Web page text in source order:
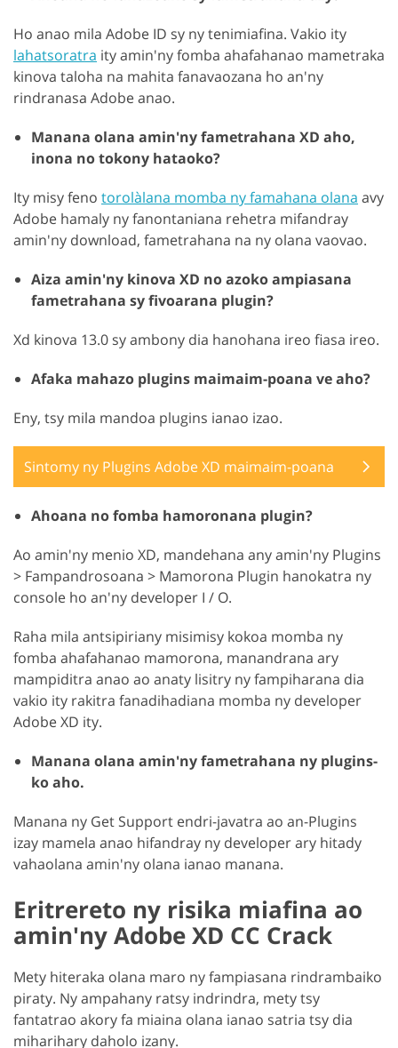
Ho anao mila Adobe ID sy ny tenimiafina. Vakio ity
lahatsoratra ity amin'ny fomba ahafahanao mametraka
kinova taloha na mahita fanavaozana ho an'ny
rindranasa Adobe anao.
Manana olana amin'ny fametrahana XD aho,
inona no tokony hataoko?
Ity misy feno torolàlana momba ny famahana olana avy
Adobe hamaly ny fanontaniana rehetra mifandray
amin'ny download, fametrahana na ny olana vaovao.
Aiza amin'ny kinova XD no azoko ampiasana
fametrahana sy fivoarana plugin?
Xd kinova 13.0 sy ambony dia hanohana ireo fiasa ireo.
Afaka mahazo plugins maimaim-poana ve aho?
Eny, tsy mila mandoa plugins ianao izao.
Sintomy ny Plugins Adobe XD maimaim-poana
Ahoana no fomba hamoronana plugin?
Ao amin'ny menio XD, mandehana any amin'ny Plugins
> Fampandrosoana > Mamorona Plugin hanokatra ny
console ho an'ny developer I / O.
Raha mila antsipiriany misimisy kokoa momba ny
fomba ahafahanao mamorona, manandrana ary
mampiditra anao ao anaty lisitry ny fampiharana dia
vakio ity rakitra fanadihadiana momba ny developer
Adobe XD ity.
Manana olana amin'ny fametrahana ny plugins-
ko aho.
Manana ny Get Support endri-javatra ao an-Plugins
izay mamela anao hifandray ny developer ary hitady
vahaolana amin'ny olana ianao manana.
Eritrereto ny risika miafina ao
amin'ny Adobe XD CC Crack
Mety hiteraka olana maro ny fampiasana rindrambaiko
piraty. Ny ampahany ratsy indrindra, mety tsy
fantatrao akory fa miaina olana ianao satria tsy dia
miharihary daholo izany.